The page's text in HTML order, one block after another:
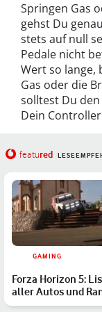
Springen Gas
gehst Du
stets auf null
Pedale nicht
Wert so lange,
Gas oder die
solltest Du
Dein
featured
GAMING
Forza Horizon 5:
aller Autos und
der schnellsten